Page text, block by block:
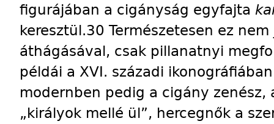
figurájában a cigányság egyfajta
keresztül.30 Természetesen ez
áthágásával, csak pillanatnyi
példái a XVI. századi
modernben pedig a cigány
„királyok mellé ül”, hercegnők a